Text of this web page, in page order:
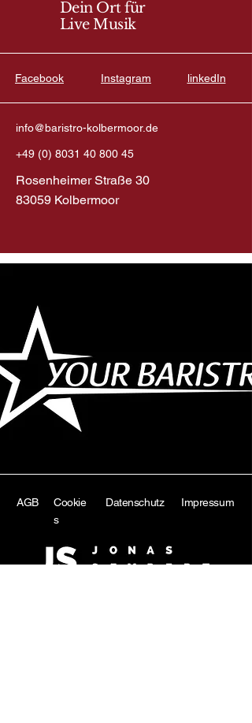
Dein Ort für
Live Musik
Facebook Instagram linkedIn
info@baristro-kolbermoor.de
+49 (0) 8031 40 800 45
Rosenheimer Straße 30
83059 Kolbermoor
AGB
Cookie
s
Datenschutz Impressum